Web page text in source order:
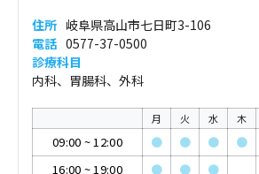
住所 岐阜県高山市七日町3-106
電話 0577-37-0500
診療科目
内科、胃腸科、外科
月 火 水 木
09:00 ~12:00 ● ● ● ●
16:00 ~19:00 ● ● ●